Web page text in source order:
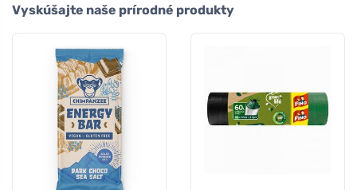
Vyskúšajte naše prírodné produkty